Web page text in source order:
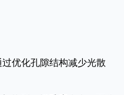
优化孔隙结构减少光散